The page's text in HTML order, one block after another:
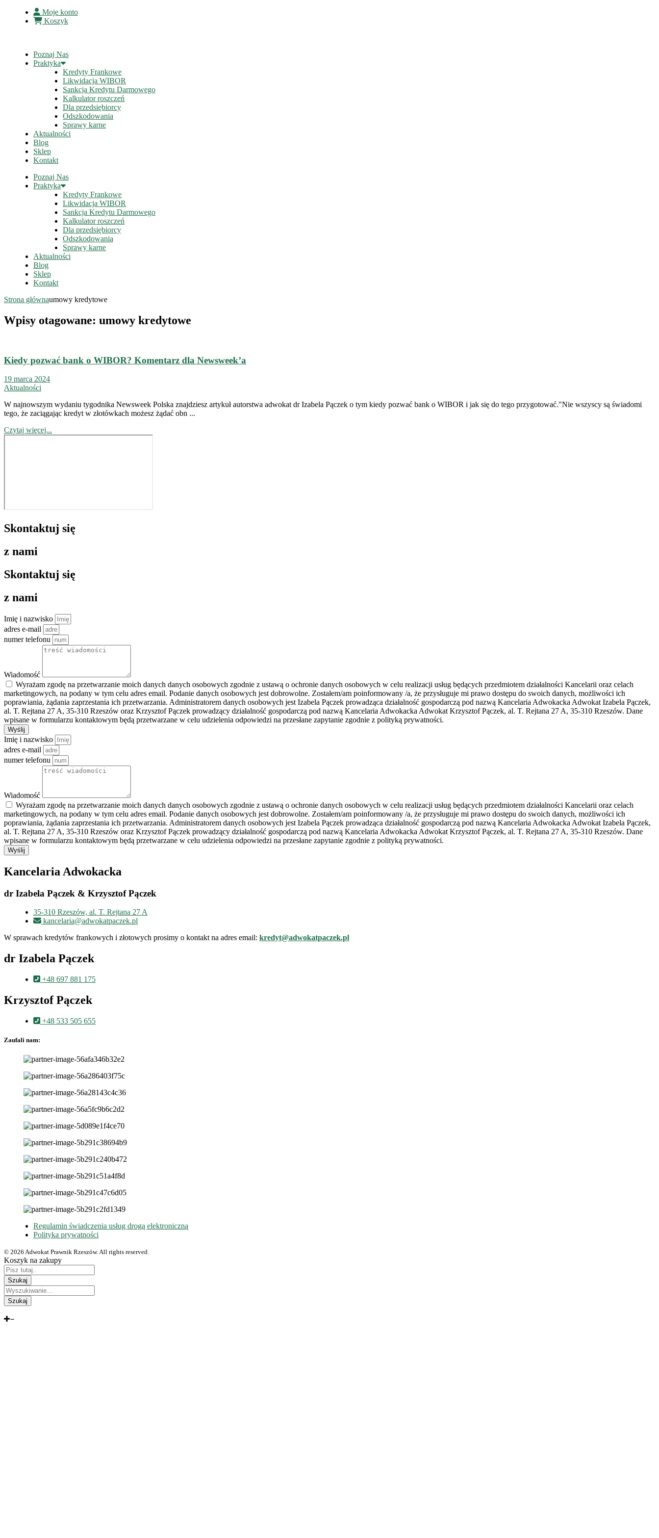
Moje konto
Koszyk
Poznaj Nas
Praktyka
Kredyty Frankowe
Likwidacja WIBOR
Sankcja Kredytu Darmowego
Kalkulator roszczeń
Dla przedsiębiorcy
Odszkodowania
Sprawy karne
Aktualności
Blog
Sklep
Kontakt
Poznaj Nas
Praktyka
Kredyty Frankowe
Likwidacja WIBOR
Sankcja Kredytu Darmowego
Kalkulator roszczeń
Dla przedsiębiorcy
Odszkodowania
Sprawy karne
Aktualności
Blog
Sklep
Kontakt
Strona głównaumowy kredytowe
Wpisy otagowane: umowy kredytowe
Kiedy pozwać bank o WIBOR? Komentarz dla Newsweek’a
19 marca 2024
Aktualności
W najnowszym wydaniu tygodnika Newsweek Polska znajdziesz artykuł autorstwa adwokat dr Izabela Pączek o tym kiedy pozwać bank o WIBOR i jak się do tego przygotować."Nie wszyscy są świadomi
tego, że zaciągając kredyt w złotówkach możesz żądać obn ...
Czytaj więcej...
Skontaktuj się
z nami
Skontaktuj się
z nami
Imię i nazwisko
adres e-mail
numer telefonu
Wiadomość
Wyrażam zgodę na przetwarzanie moich danych danych osobowych zgodnie z ustawą o ochronie danych osobowych w celu realizacji usług będących przedmiotem działalności Kancelarii oraz celach
marketingowych, na podany w tym celu adres email. Podanie danych osobowych jest dobrowolne. Zostałem/am poinformowany /a, że przysługuje mi prawo dostępu do swoich danych, możliwości ich
poprawiania, żądania zaprzestania ich przetwarzania. Administratorem danych osobowych jest Izabela Pączek prowadząca działalność gospodarczą pod nazwą Kancelaria Adwokacka Adwokat Izabela Pączek,
al. T. Rejtana 27 A, 35-310 Rzeszów oraz Krzysztof Pączek prowadzący działalność gospodarczą pod nazwą Kancelaria Adwokacka Adwokat Krzysztof Pączek, al. T. Rejtana 27 A, 35-310 Rzeszów. Dane
wpisane w formularzu kontaktowym będą przetwarzane w celu udzielenia odpowiedzi na przesłane zapytanie zgodnie z polityką prywatności.
Wyślij
Imię i nazwisko
adres e-mail
numer telefonu
Wiadomość
Wyrażam zgodę na przetwarzanie moich danych danych osobowych zgodnie z ustawą o ochronie danych osobowych w celu realizacji usług będących przedmiotem działalności Kancelarii oraz celach
marketingowych, na podany w tym celu adres email. Podanie danych osobowych jest dobrowolne. Zostałem/am poinformowany /a, że przysługuje mi prawo dostępu do swoich danych, możliwości ich
poprawiania, żądania zaprzestania ich przetwarzania. Administratorem danych osobowych jest Izabela Pączek prowadząca działalność gospodarczą pod nazwą Kancelaria Adwokacka Adwokat Izabela Pączek,
al. T. Rejtana 27 A, 35-310 Rzeszów oraz Krzysztof Pączek prowadzący działalność gospodarczą pod nazwą Kancelaria Adwokacka Adwokat Krzysztof Pączek, al. T. Rejtana 27 A, 35-310 Rzeszów. Dane
wpisane w formularzu kontaktowym będą przetwarzane w celu udzielenia odpowiedzi na przesłane zapytanie zgodnie z polityką prywatności.
Wyślij
Kancelaria Adwokacka
dr Izabela Pączek & Krzysztof Pączek
35-310 Rzeszów, al. T. Rejtana 27 A
kancelaria@adwokatpaczek.pl
W sprawach kredytów frankowych i złotowych prosimy o kontakt na adres email: kredyt@adwokatpaczek.pl
dr Izabela Pączek
+48 697 881 175
Krzysztof Pączek
+48 533 505 655
Zaufali nam:
Regulamin świadczenia usług drogą elektroniczną
Polityka prywatności
© 2026 Adwokat Prawnik Rzeszów. All rights reserved.
Koszyk na zakupy